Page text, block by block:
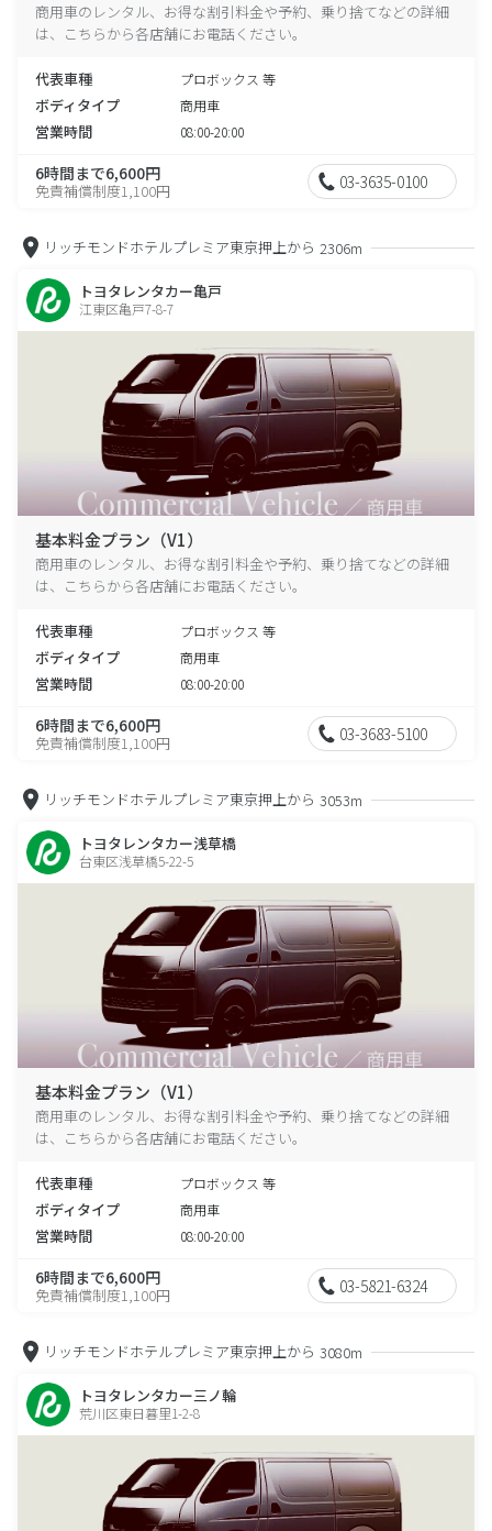
商用車のレンタル、お得な割引料金や予約、乗り捨てなどの詳細
は、こちらから各店舗にお電話ください。
代表車種 プロボックス 等
ボディタイプ 商用車
営業時間 08:00-20:00
6時間まで6,600円
免責補償制度1,100円 03-3635-0100
リッチモンドホテルプレミア東京押上から 2306m
トヨタレンタカー亀戸
江東区亀戸7-8-7
基本料金プラン（V1）
商用車のレンタル、お得な割引料金や予約、乗り捨てなどの詳細
は、こちらから各店舗にお電話ください。
代表車種 プロボックス 等
ボディタイプ 商用車
営業時間 08:00-20:00
6時間まで6,600円
免責補償制度1,100円 03-3683-5100
リッチモンドホテルプレミア東京押上から 3053m
トヨタレンタカー浅草橋
台東区浅草橋5-22-5
基本料金プラン（V1）
商用車のレンタル、お得な割引料金や予約、乗り捨てなどの詳細
は、こちらから各店舗にお電話ください。
代表車種 プロボックス 等
ボディタイプ 商用車
営業時間 08:00-20:00
6時間まで6,600円
免責補償制度1,100円 03-5821-6324
リッチモンドホテルプレミア東京押上から 3080m
トヨタレンタカー三ノ輪
荒川区東日暮里1-2-8